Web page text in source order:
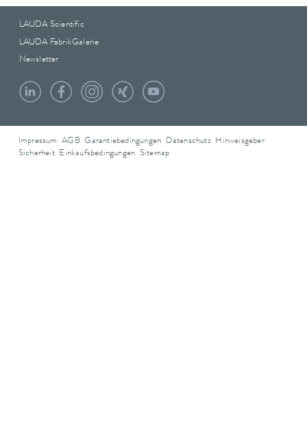
LAUDA Scientific
LAUDA FabrikGalerie
Newsletter
Impressum AGB Garantiebedingungen Datenschutz Hinweisgeber
Sicherheit Einkaufsbedingungen Sitemap